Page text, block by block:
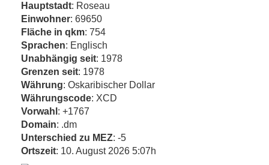
Hauptstadt: Roseau
Einwohner: 69650
Fläche in qkm: 754
Sprachen: Englisch
Unabhängig seit: 1978
Grenzen seit: 1978
Währung: Oskaribischer Dollar
Währungscode: XCD
Vorwahl : +1767
Domain: .dm
Unterschied zu MEZ: -5
Ortszeit: 10. August 2026 5:07h